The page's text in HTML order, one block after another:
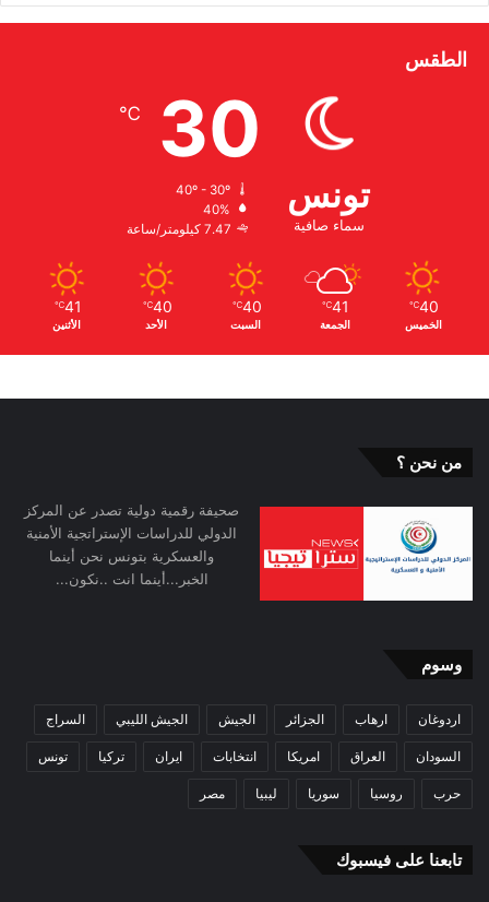
الطقس
تونس
سماء صافية
30
℃
40%
7.47 كيلومتر/ساعة
40
℃
الخميس
41
℃
الجمعة
40
℃
السبت
40
℃
الأحد
41
℃
الأثنين
من نحن ؟
صحيفة رقمية دولية تصدر عن المركز
الدولي للدراسات الإستراتجية الأمنية
والعسكرية بتونس نحن أينما
الخبر...أينما انت ..نكون...
وسوم
اردوغان ارهاب الجزائر الجيش الجيش الليبي السراج
السودان العراق امريكا انتخابات ايران تركيا تونس
حرب روسيا سوريا ليبيا مصر
تابعنا على فيسبوك